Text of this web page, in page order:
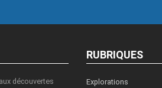
découvertes
RUBRIQUES
Explorations